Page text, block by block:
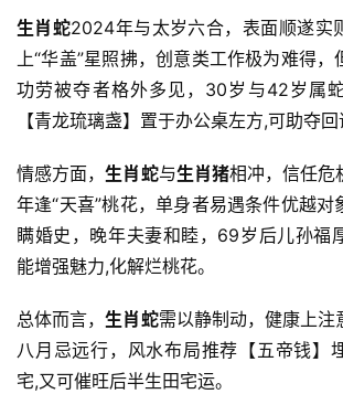
生肖蛇2024年与太岁六合，表面顺遂实
上“华盖”星照拂，创意类工作极为难得，
功劳被夺者格外多见，30岁与42岁属
【青龙琉璃盏】置于办公桌左方,可助夺回
情感方面，生肖蛇与生肖猪相冲，信任危
年逢“天喜”桃花，单身者易遇条件优越对
瞒婚史，晚年夫妻和睦，69岁后儿孙福
能增强魅力,化解烂桃花。
总体而言，生肖蛇需以静制动，健康上注
八月忌远行，风水布局推荐【五帝钱】
宅,又可催旺后半生田宅运。